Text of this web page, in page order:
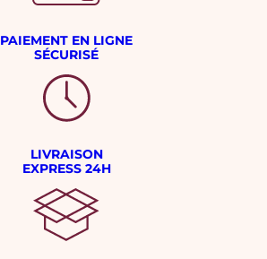
PAIEMENT EN LIGNE
SÉCURISÉ
LIVRAISON
EXPRESS 24H